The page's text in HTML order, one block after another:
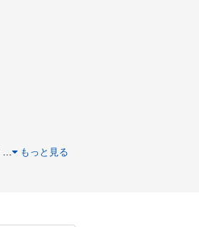
… もっと見る